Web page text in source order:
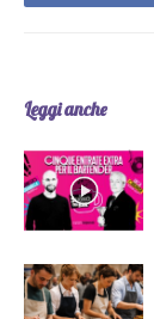
Leggi anche